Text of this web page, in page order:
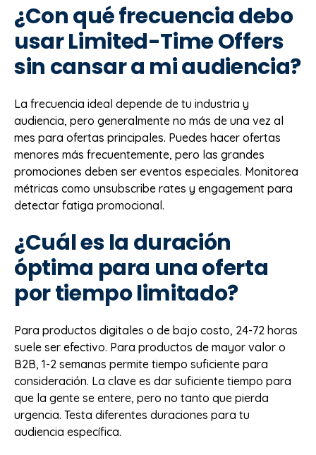
¿Con qué frecuencia debo
usar Limited-Time Offers
sin cansar a mi audiencia?
La frecuencia ideal depende de tu industria y
audiencia, pero generalmente no más de una vez al
mes para ofertas principales. Puedes hacer ofertas
menores más frecuentemente, pero las grandes
promociones deben ser eventos especiales. Monitorea
métricas como unsubscribe rates y engagement para
detectar fatiga promocional.
¿Cuál es la duración
óptima para una oferta
por tiempo limitado?
Para productos digitales o de bajo costo, 24-72 horas
suele ser efectivo. Para productos de mayor valor o
B2B, 1-2 semanas permite tiempo suficiente para
consideración. La clave es dar suficiente tiempo para
que la gente se entere, pero no tanto que pierda
urgencia. Testa diferentes duraciones para tu
audiencia específica.